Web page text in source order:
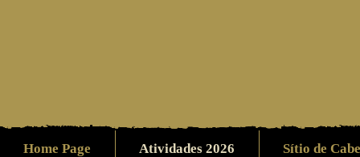
Home Page Atividades 2026 Sítio de